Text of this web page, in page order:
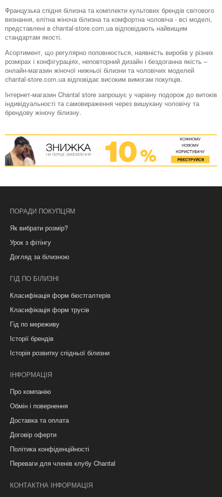
Французька спідня білизна та комплекти культових брендів світового
визнання, елітна жіноча білизна та комфортна чоловіча - всі моделі,
представлені в chantal-store.com.ua відповідають найвищим
стандартам якості.
Асортимент, що регулярно поповнюється, наявність виробів у різних
розмірах і конфігураціях, неповторний дизайн і бездоганна якість –
онлайн-магазин жіночої нижньої білизни та чоловічих моделей
chantal-store.com.ua відповідає високим вимогам покупців.
Інтернет-магазин Chantal store запрошує у чарівну подорож до витоків
індивідуальності та самовираження через вишукану чоловічу та
брендову жіночу білизну.
ПОРАДИ ПОКУПЦЯМ
Як вибрати розмір?
Урок з фітінгу
Догляд за білизною
ГІД ПО БІЛИЗНІ
Класифікація форм бюстгалтерів
Класифікація форм трусів
Гід по мереживу
Історії брендів
Історія розвитку спідньої білизни
ІНФОРМАЦІЯ
Про компанію
Обмін і повернення
Доставка та оплата
Договір оферти
Політика конфіденційності
Переваги для членів клубу Chantal
КОНТАКТНА ІНФОРМАЦІЯ